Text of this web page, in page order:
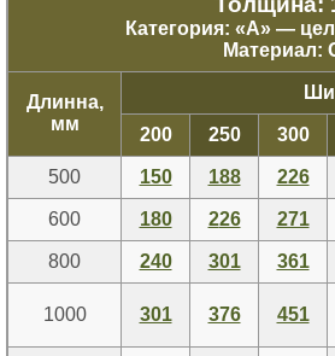
Категория: «А» —
Материал:
Длинна,
мм
200 250 300
500 150 188 226
600 180 226 271
800 240 301 361
1000 301 376 451